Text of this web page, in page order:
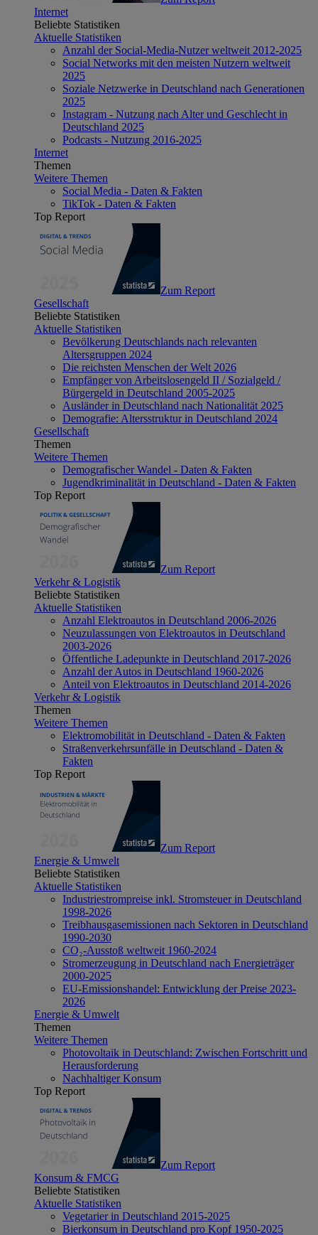
Internet
Beliebte Statistiken
Aktuelle Statistiken
Anzahl der Social-Media-Nutzer weltweit 2012-2025
Social Networks mit den meisten Nutzern weltweit
2025
Soziale Netzwerke in Deutschland nach Generationen
2025
Instagram - Nutzung nach Alter und Geschlecht in
Deutschland 2025
Podcasts - Nutzung 2016-2025
Internet
Themen
Weitere Themen
Social Media - Daten & Fakten
TikTok - Daten & Fakten
Top Report
Zum Report
Gesellschaft
Beliebte Statistiken
Aktuelle Statistiken
Bevölkerung Deutschlands nach relevanten
Altersgruppen 2024
Die reichsten Menschen der Welt 2026
Empfänger von Arbeitslosengeld II / Sozialgeld /
Bürgergeld in Deutschland 2005-2025
Ausländer in Deutschland nach Nationalität 2025
Demografie: Altersstruktur in Deutschland 2024
Gesellschaft
Themen
Weitere Themen
Demografischer Wandel - Daten & Fakten
Jugendkriminalität in Deutschland - Daten & Fakten
Top Report
Zum Report
Verkehr & Logistik
Beliebte Statistiken
Aktuelle Statistiken
Anzahl Elektroautos in Deutschland 2006-2026
Neuzulassungen von Elektroautos in Deutschland
2003-2026
Öffentliche Ladepunkte in Deutschland 2017-2026
Anzahl der Autos in Deutschland 1960-2026
Anteil von Elektroautos in Deutschland 2014-2026
Verkehr & Logistik
Themen
Weitere Themen
Elektromobilität in Deutschland - Daten & Fakten
Straßenverkehrsunfälle in Deutschland - Daten &
Fakten
Top Report
Zum Report
Energie & Umwelt
Beliebte Statistiken
Aktuelle Statistiken
Industriestrompreise inkl. Stromsteuer in Deutschland
1998-2026
Treibhausgasemissionen nach Sektoren in Deutschland
1990-2030
CO₂-Ausstoß weltweit 1960-2024
Stromerzeugung in Deutschland nach Energieträger
2000-2025
EU-Emissionshandel: Entwicklung der Preise 2023-
2026
Energie & Umwelt
Themen
Weitere Themen
Photovoltaik in Deutschland: Zwischen Fortschritt und
Herausforderung
Nachhaltiger Konsum
Top Report
Zum Report
Konsum & FMCG
Beliebte Statistiken
Aktuelle Statistiken
Vegetarier in Deutschland 2015-2025
Bierkonsum in Deutschland pro Kopf 1950-2025